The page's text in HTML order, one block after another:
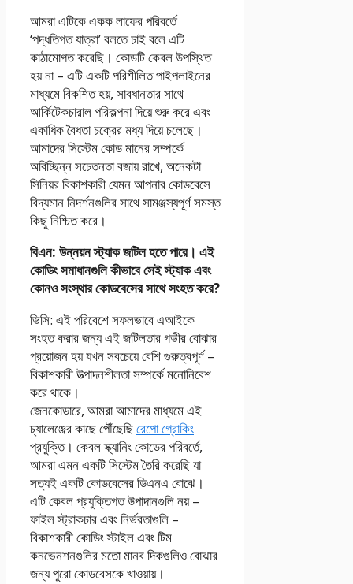
আমরা এটিকে একক লাফের পরিবর্তে
‘পদ্ধতিগত যাত্রা’ বলতে চাই বলে এটি
কাঠামোগত করেছি। কোডটি কেবল উপস্থিত
হয় না – এটি একটি পরিশীলিত পাইপলাইনের
মাধ্যমে বিকশিত হয়, সাবধানতার সাথে
আর্কিটেকচারাল পরিকল্পনা দিয়ে শুরু করে এবং
একাধিক বৈধতা চক্রের মধ্য দিয়ে চলেছে।
আমাদের সিস্টেম কোড মানের সম্পর্কে
অবিচ্ছিন্ন সচেতনতা বজায় রাখে, অনেকটা
সিনিয়র বিকাশকারী যেমন আপনার কোডবেসে
বিদ্যমান নিদর্শনগুলির সাথে সামঞ্জস্যপূর্ণ সমস্ত
কিছু নিশ্চিত করে।
বিএন: উন্নয়ন স্ট্যাক জটিল হতে পারে। এই
কোডিং সমাধানগুলি কীভাবে সেই স্ট্যাক এবং
কোনও সংস্থার কোডবেসের সাথে সংহত করে?
ভিসি: এই পরিবেশে সফলভাবে এআইকে
সংহত করার জন্য এই জটিলতার গভীর বোঝার
প্রয়োজন হয় যখন সবচেয়ে বেশি গুরুত্বপূর্ণ –
বিকাশকারী উত্পাদনশীলতা সম্পর্কে মনোনিবেশ
করে থাকে।
জেনকোডারে, আমরা আমাদের মাধ্যমে এই
চ্যালেঞ্জের কাছে পৌঁছেছিরেপো গ্রোকিং
প্রযুক্তি। কেবল স্ক্যানিং কোডের পরিবর্তে,
আমরা এমন একটি সিস্টেম তৈরি করেছি যা
সত্যই একটি কোডবেসের ডিএনএ বোঝে।
এটি কেবল প্রযুক্তিগত উপাদানগুলি নয় –
ফাইল স্ট্রাকচার এবং নির্ভরতাগুলি –
বিকাশকারী কোডিং স্টাইল এবং টিম
কনভেনশনগুলির মতো মানব দিকগুলিও বোঝার
জন্য পুরো কোডবেসকে খাওয়ায়।